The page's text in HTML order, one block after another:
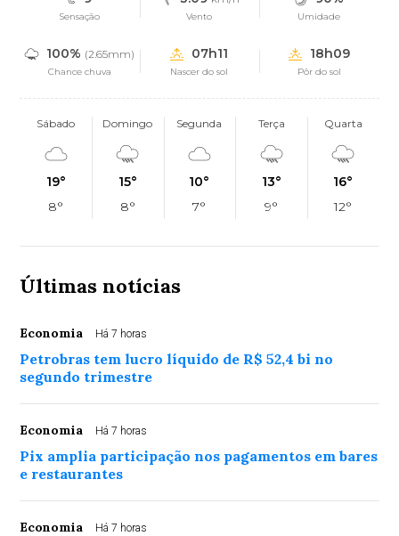
Sensação Vento Umidade
100% (2.65mm)
Chance chuva
07h11
Nascer do sol
18h09
Pôr do sol
Sábado
19°
8°
Domingo
15°
8°
Segunda
10°
7°
Terça
13°
9°
Quarta
16°
12°
Últimas notícias
Economia Há 7 horas
Petrobras tem lucro líquido de R$ 52,4 bi no
segundo trimestre
Economia Há 7 horas
Pix amplia participação nos pagamentos em bares
e restaurantes
Economia Há 7 horas